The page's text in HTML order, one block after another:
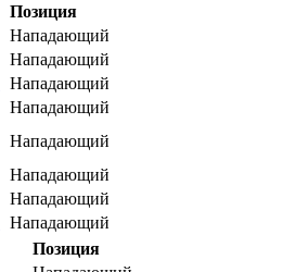
Позиция
Нападающий
Нападающий
Нападающий
Нападающий
Нападающий
Нападающий
Нападающий
Нападающий
Позиция